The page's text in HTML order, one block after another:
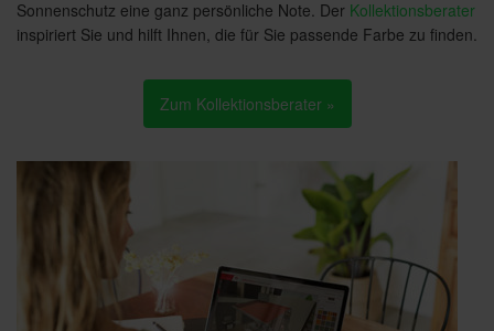
Sonnenschutz eine ganz persönliche Note. Der Kollektionsberater
inspiriert Sie und hilft Ihnen, die für Sie passende Farbe zu finden.
Zum Kollektionsberater »